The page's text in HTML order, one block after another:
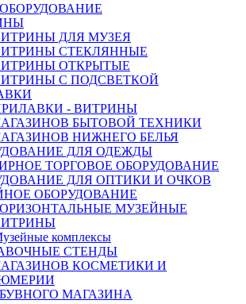
ДЛЯ МУЗЕЯ
СТЕКЛЯННЫЕ
ОТКРЫТЫЕ
С ПОДСВЕТКОЙ
- ВИТРИНЫ
БЫТОВОЙ ТЕХНИКИ
НИЖНЕГО БЕЛЬЯ
ДЛЯ ОДЕЖДЫ
ТОРГОВОЕ ОБОРУДОВАНИЕ
ДЛЯ ОПТИКИ И ОЧКОВ
ОБОРУДОВАНИЕ
МУЗЕЙНЫЕ
комплексы
СТЕНДЫ
КОСМЕТИКИ И
МАГАЗИНА